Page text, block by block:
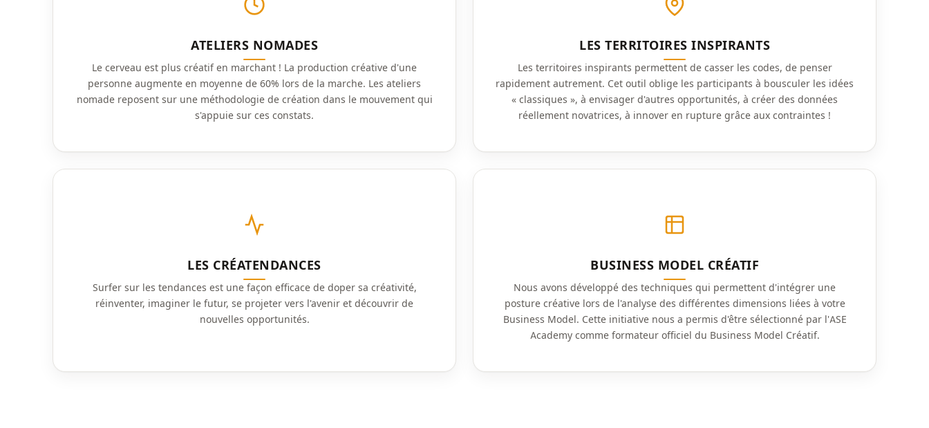
ATELIERS NOMADES
Le cerveau est plus créatif en marchant ! La production créative d'une
personne augmente en moyenne de 60% lors de la marche. Les ateliers
nomade reposent sur une méthodologie de création dans le mouvement qui
s'appuie sur ces constats.
LES TERRITOIRES INSPIRANTS
Les territoires inspirants permettent de casser les codes, de penser
rapidement autrement. Cet outil oblige les participants à bousculer les idées
« classiques », à envisager d'autres opportunités, à créer des données
réellement novatrices, à innover en rupture grâce aux contraintes !
LES CRÉATENDANCES
Surfer sur les tendances est une façon efficace de doper sa créativité,
réinventer, imaginer le futur, se projeter vers l'avenir et découvrir de
nouvelles opportunités.
BUSINESS MODEL CRÉATIF
Nous avons développé des techniques qui permettent d'intégrer une
posture créative lors de l'analyse des différentes dimensions liées à votre
Business Model. Cette initiative nous a permis d'être sélectionné par l'ASE
Academy comme formateur officiel du Business Model Créatif.